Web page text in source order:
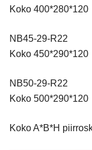
Koko 400*280*120
NB45-29-R22
Koko 450*290*120
NB50-29-R22
Koko 500*290*120
Koko A*B*H